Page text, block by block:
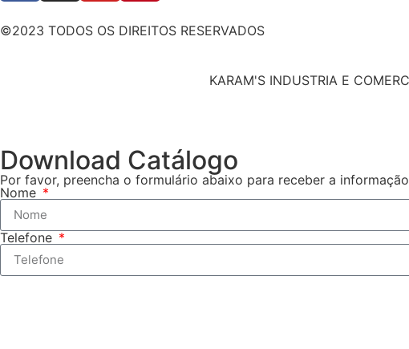
©2023 TODOS OS DIREITOS RESERVADOS
KARAM'S INDUSTRIA E
Download Catálogo
Por favor, preencha o formulário abaixo para receber a
Nome
Telefone